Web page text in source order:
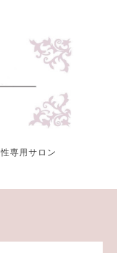
専用サロン